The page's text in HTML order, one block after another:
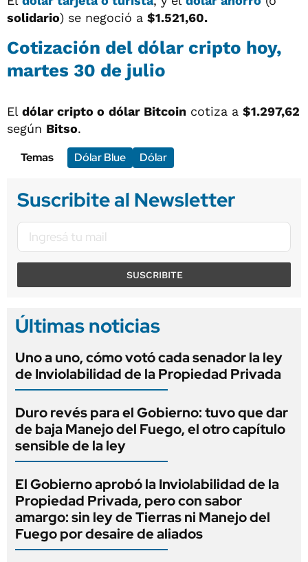
solidario) se negoció a $1.521,60.
Cotización del dólar cripto hoy,
martes 30 de julio
El dólar cripto o dólar Bitcoin cotiza a $1.297,62
según Bitso.
Temas
Dólar Blue Dólar
Suscribite al Newsletter
SUSCRIBITE
Últimas noticias
Uno a uno, cómo votó cada senador la ley
de Inviolabilidad de la Propiedad Privada
Duro revés para el Gobierno: tuvo que dar
de baja Manejo del Fuego, el otro capítulo
sensible de la ley
El Gobierno aprobó la Inviolabilidad de la
Propiedad Privada, pero con sabor
amargo: sin ley de Tierras ni Manejo del
Fuego por desaire de aliados